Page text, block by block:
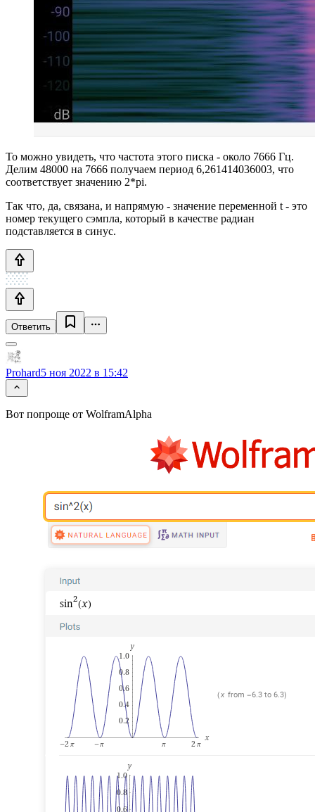
То можно увидеть, что частота этого писка - около 7666 Гц.
Делим 48000 на 7666 получаем период 6,261414036003, что
соответствует значению 2*pi.
Так что, да, связана, и напрямую - значение переменной t - это
номер текущего сэмпла, который в качестве радиан
подставляется в синус.
Ответить
Prohard5 ноя 2022 в 15:42
Вот попроще от WolframAlpha